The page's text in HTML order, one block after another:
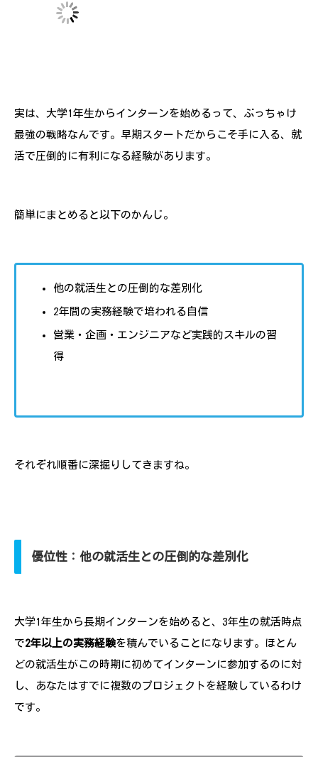
実は、大学1年生からインターンを始めるって、ぶっちゃけ
最強の戦略なんです。早期スタートだからこそ手に入る、就
活で圧倒的に有利になる経験があります。
簡単にまとめると以下のかんじ。
他の就活生との圧倒的な差別化
2年間の実務経験で培われる自信
営業・企画・エンジニアなど実践的スキルの習
得
それぞれ順番に深掘りしてきますね。
優位性：他の就活生との圧倒的な差別化
大学1年生から長期インターンを始めると、3年生の就活時点
で2年以上の実務経験を積んでいることになります。ほとん
どの就活生がこの時期に初めてインターンに参加するのに対
し、あなたはすでに複数のプロジェクトを経験しているわけ
です。